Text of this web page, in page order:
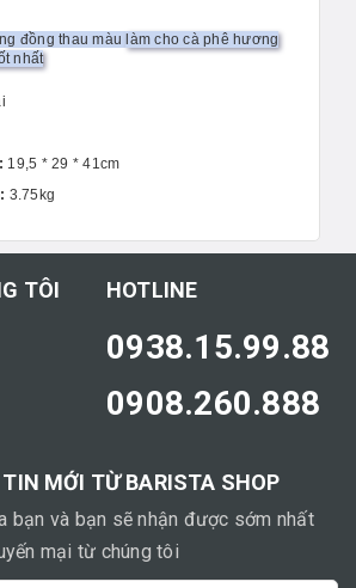
đồng thau màu làm cho cà phê hương
nhất
19,5 * 29 * 41cm
3.75kg
TÔI HOTLINE
0938.15.99.88
0908.260.888
MỚI TỪ BARISTA SHOP
bạn và bạn sẽ nhận được sớm nhất
mại từ chúng tôi